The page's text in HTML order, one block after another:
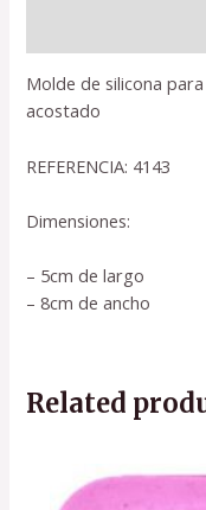
Molde de silicona
acostado
REFERENCIA: 4143
Dimensiones:
– 5cm de largo
– 8cm de ancho
Related